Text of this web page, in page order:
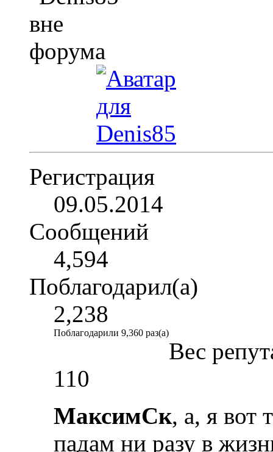
Регистрация
09.05.2014
Сообщений
4,594
Поблагодарил(а)
2,238
Поблагодарили 9,360 раз(а)
Вес
110
МаксимСк, а, я вот
падам ни разу в